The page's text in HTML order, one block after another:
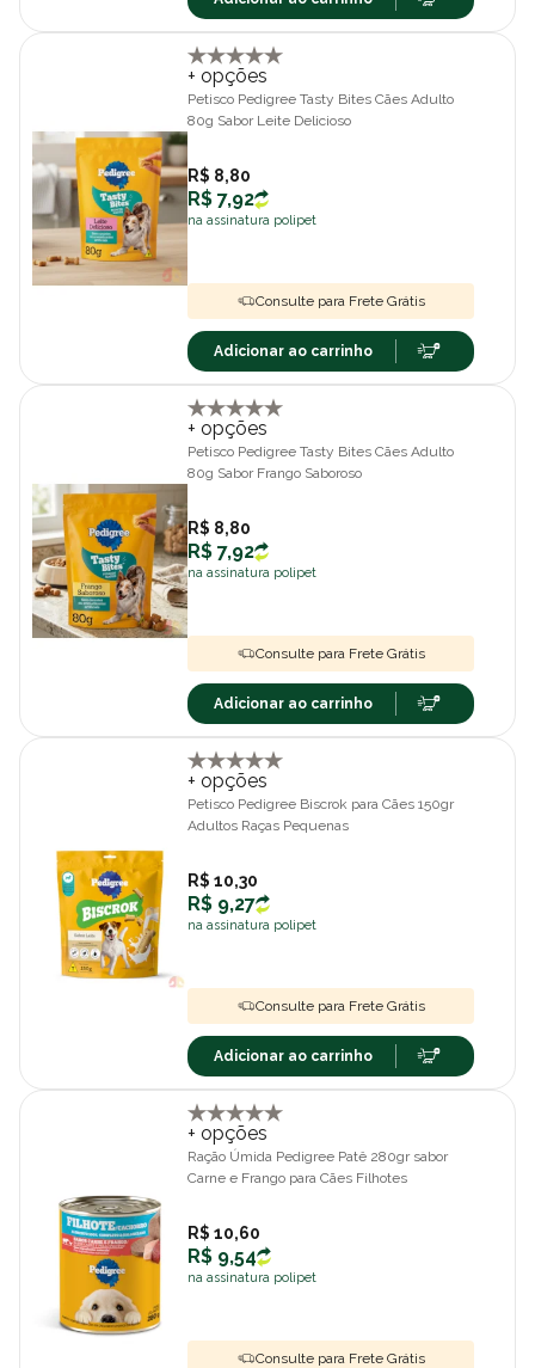
+ opções
Petisco Pedigree Tasty Bites Cães Adulto
80g Sabor Leite Delicioso
R$ 8,80
R$ 7,92
na assinatura polipet
Consulte para Frete Grátis
Adicionar ao carrinho
+ opções
Petisco Pedigree Tasty Bites Cães Adulto
80g Sabor Frango Saboroso
R$ 8,80
R$ 7,92
na assinatura polipet
Consulte para Frete Grátis
Adicionar ao carrinho
+ opções
Petisco Pedigree Biscrok para Cães 150gr
Adultos Raças Pequenas
R$ 10,30
R$ 9,27
na assinatura polipet
Consulte para Frete Grátis
Adicionar ao carrinho
+ opções
Ração Úmida Pedigree Patê 280gr sabor
Carne e Frango para Cães Filhotes
R$ 10,60
R$ 9,54
na assinatura polipet
Consulte para Frete Grátis